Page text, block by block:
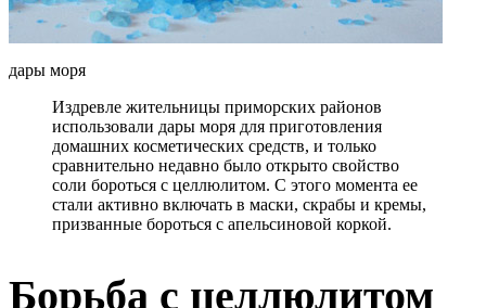
дары моря
Издревле жительницы приморских районов
использовали дары моря для приготовления
домашних косметических средств, и только
сравнительно недавно было открыто свойство
соли бороться с целлюлитом. С этого момента ее
стали активно включать в маски, скрабы и кремы,
призванные бороться с апельсиновой коркой.
Борьба с целлюлитом